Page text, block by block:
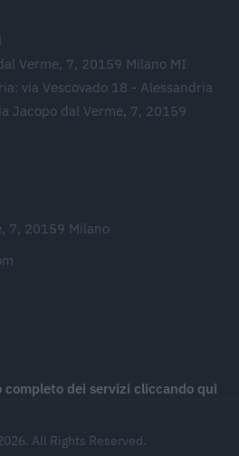
Verme, 7, 20159 Milano MI
via Vescovado 18 - Alessandria
Jacopo dal Verme, 7, 20159
7, 20159 Milano
dei servizi cliccando qui
All Rights Reserved.